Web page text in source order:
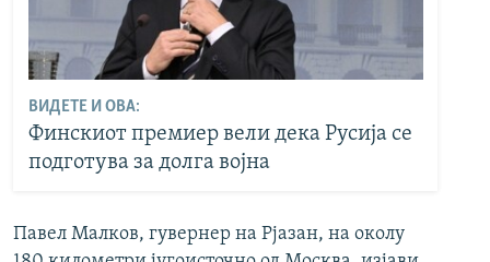
ВИДЕТЕ И ОВА:
Финскиот премиер вели дека Русија се
подготува за долга војна
Павел Малков, гувернер на Рјазан, на околу